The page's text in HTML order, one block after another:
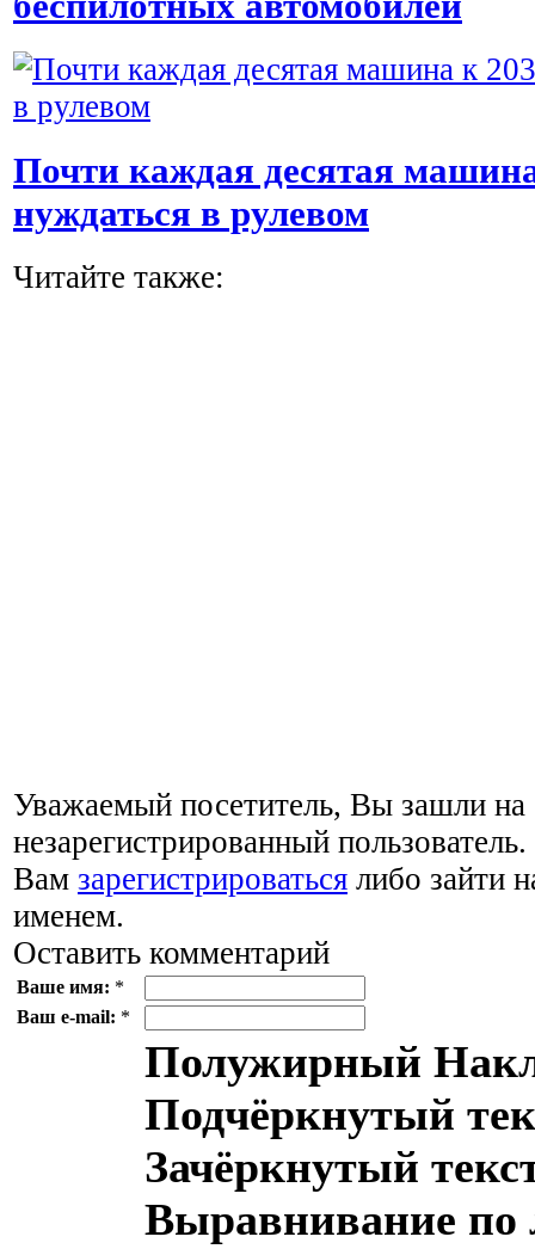
Почти каждая десятая
нуждаться в рулевом
Читайте также:
Уважаемый посетитель, Вы зашли на
незарегистрированный
Вам зарегистрироваться либо зайти
именем.
Оставить комментарий
Ваше имя: *
Ваш e-mail: *
Полужирный
Подчёркнутый
Зачёркнутый
Выравнивание по